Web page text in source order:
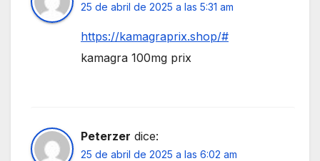
25 de abril de 2025 a las 5:31 am
https://kamagraprix.shop/#
kamagra 100mg prix
Peterzer dice:
25 de abril de 2025 a las 6:02 am